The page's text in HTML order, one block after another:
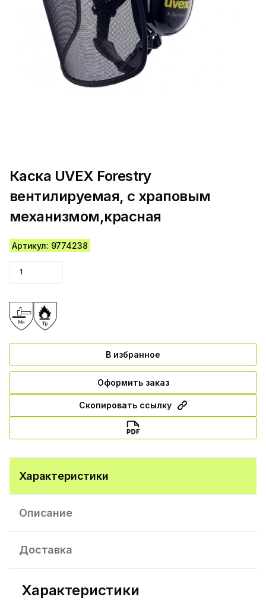
Каска UVEX Forestry
вентилируемая, с храповым
механизмом,красная
Артикул: 9774238
В избранное
Оформить заказ
Скопировать ссылку
Характеристики
Описание
Доставка
Характеристики